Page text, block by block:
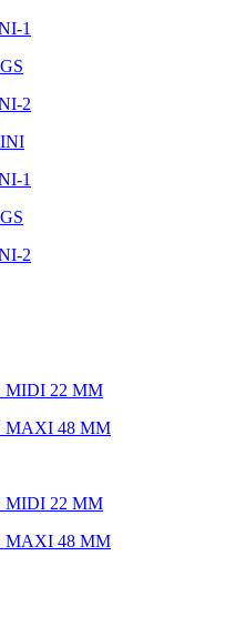
1
2
1
2
MIDI 22 ММ
MAXI 48 ММ
MIDI 22 ММ
MAXI 48 ММ